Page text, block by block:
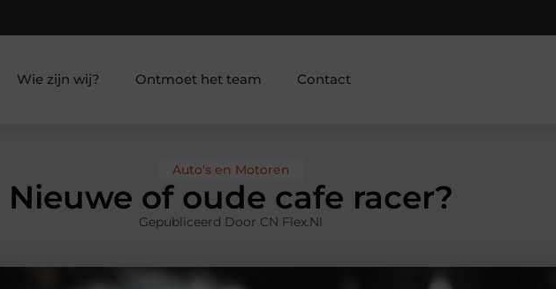
Wie zijn wij? Ontmoet het team Contact
Auto's en Motoren
Nieuwe of oude cafe racer?
Gepubliceerd Door CN Flex.nl